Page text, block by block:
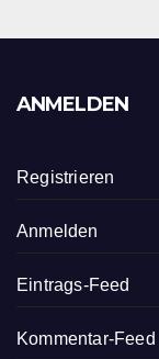
ANMELDEN
Registrieren
Anmelden
Eintrags-Feed
Kommentar-Feed